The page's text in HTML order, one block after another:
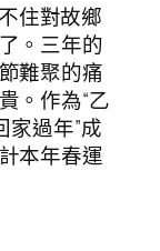
住對故鄉
。三年的
難聚的痛
。作為“乙
家過年”成
本年春運